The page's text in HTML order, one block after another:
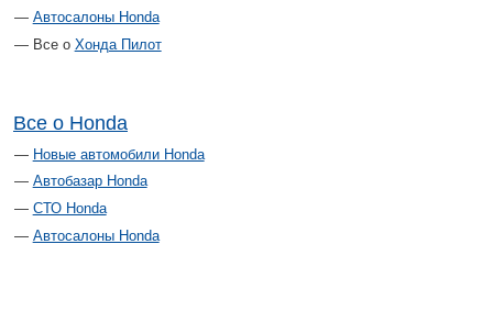
Автосалоны Honda
Все о Хонда Пилот
Все о Honda
Новые автомобили Honda
Автобазар Honda
СТО Honda
Автосалоны Honda